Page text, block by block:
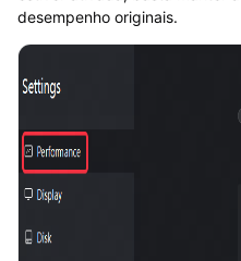
desempenho originais.